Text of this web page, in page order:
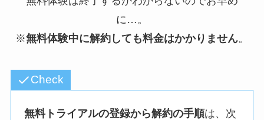
に…。
※無料体験中に解約しても料金はかかりません。
Check
無料トライアルの登録から解約の手順は、次